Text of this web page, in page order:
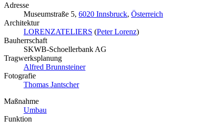
Adresse
Museumstraße 5, 6020 Innsbruck, Österreich
Architektur
LORENZATELIERS (Peter Lorenz)
Bauherrschaft
SKWB-Schoellerbank AG
Tragwerksplanung
Alfred Brunnsteiner
Fotografie
Thomas Jantscher
Maßnahme
Umbau
Funktion